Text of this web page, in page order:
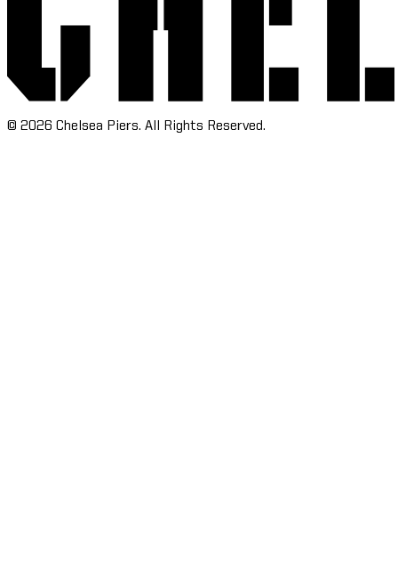
© 2026 Chelsea Piers. All Rights Reserved.​​​​‌ ‍ ​‍​‍‌‍ ‌ ​‍‌‍‍‌‌‍‌ ‌‍‍‌‌‍ ‍​‍​‍​ ‍‍​‍​‍‌ ​ ‌‍​‌‌‍ ‍‌‍‍‌‌ ‌​‌ ‍‌​‍ ‍‌‍‍‌‌‍ ​‍​‍​‍ ​​‍​‍‌‍‍​‌ ​‍‌‍‌‌‌‍‌‍​‍​‍​ ‍‍​‍​‍‌‍‍​‌ ‌​‌ ‌​‌ ​​‌ ​ ​ ‍‍​‍ ​‍ ‌‍​ ‌‍‍​‌‍‌‌‌‍ ​‌ ​ ‌‍‌‌‌‍​‌‌ ​​‌‍‍‌‌‍‌‌‌ ​‍‌ ​ ​‍ ‍‌ ​ ‌‍​‌‌‍ ‍‌‍‍‌‌ ‌​‌ ‍‌​‍ ‍‌ ​ ‌ ‌​‌ ‌‌‌‍‌​‌‍‍‌‌‍ ​‍ ‌‍‍‌‌‍ ‍‌ ‌​‌‍‌‌‌‍ ‍‌ ‌​​‍ ‌‍‌‌‌‍‌​‌‍‍‌‌ ‌​​‍ ‌‍ ‌‌‍ ‌‍‌​‌‍‌‌​ ‌‌ ​​‌ ​‍‌‍‌‌‌ ​ ‌‍‌‌‌‍ ‍‌ ‌​‌‍​‌‌ ‌​‌‍‍‌‌‍ ‌‍ ‍​ ‍ ‌‍‍‌‌‍‌​​ ‌‌‍‌‍‌‍ ‌‍ ‌ ‌​‌‍‌‌‌ ​‍​ ‍ ‌ ‌​‌ ‍‌‌ ​​‌‍‌‌​ ‌‌‍‌‍‌‍ ‌‍ ‌ ‌​‌‍‌‌‌ ​‍​ ‍ ‌ ​​‌‍​‌‌ ‌​‌‍‍​​ ‌‌ ​ ‌ ‌‌‌‍​‍‌ ‌​‌‍‍‌‌ ‌​‌‍ ​‌‍‌‌​ ‌‍​‍‌‍​‌‌ ​ ‌‍‌‌‌‌‌‌‌ ​‍‌‍ ​​ ‌‌‍‍​‌ ‌​‌ ‌​‌ ​​‌ ​ ​‍‌‌​ ​ ‌​​‌​‍‌‌​ ​‍‌​‌‍​‍‌‌​ ​‍‌​‌‍‌‍​ ‌‍‍​‌‍‌‌‌‍ ​‌ ​ ‌‍‌‌‌‍​‌‌ ​​‌‍‍‌‌‍‌‌‌ ​‍‌ ​ ​‍ ‍‌ ​ ‌‍​‌‌‍ ‍‌‍‍‌‌ ‌​‌ ‍‌​‍ ‍‌ ​ ‌ ‌​‌ ‌‌‌‍‌​‌‍‍‌‌‍ ​‍‌‍‌‍‍‌‌‍‌​​ ‌‌‍‌‍‌‍ ‌‍ ‌ ‌​‌‍‌‌‌ ​‍​‍‌‍‌ ‌​‌ ‍‌‌ ​​‌‍‌‌​ ‌‌‍‌‍‌‍ ‌‍ ‌ ‌​‌‍‌‌‌ ​‍​‍‌‍‌ ​​‌‍​‌‌ ‌​‌‍‍​​ ‌‌ ​ ‌ ‌‌‌‍​‍‌ ‌​‌‍‍‌‌ ‌​‌‍ ​‌‍‌‌​‍‌‍‌ ​​‌‍‌‌‌ ​‍‌ ​ ‌ ​​‌‍‌‌‌‍​ ‌ ‌​‌‍‍‌‌ ‌‍‌‍‌‌​ ‌‌ ​​‌ ‌‌‌‍​‍‌‍ ​‌‍‍‌‌ ​ ‌‍‍​‌‍‌‌‌‍‌​​‍​‍‌ ‌